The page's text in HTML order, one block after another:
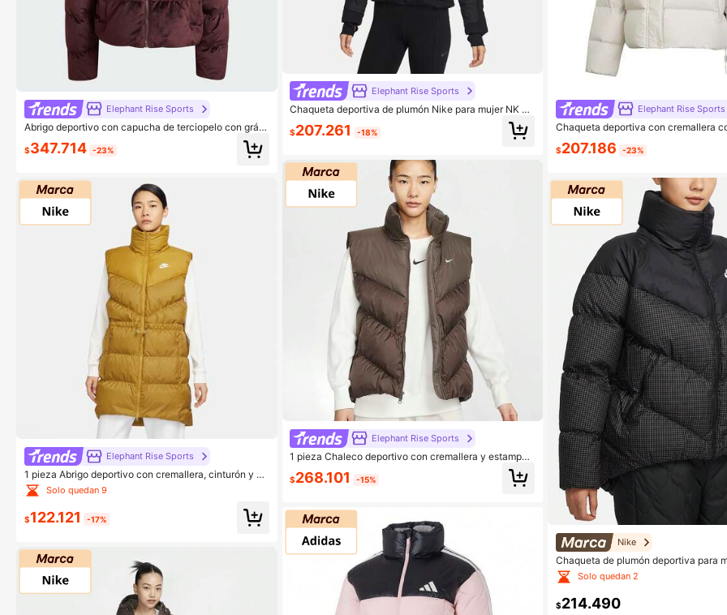
Elephant Rise Sports
Abrigo deportivo con capucha de terciopelo con gráfi
$347.714 -23%
Elephant Rise Sports
1 pieza Abrigo deportivo con cremallera, cinturón y gr
áfico de letra
Solo quedan 9
$122.121 -17%
Elephant Rise Sports
Chaqueta deportiva de plumón Nike para mujer NK R
$207.261 -18%
Elephant Rise Sports
1 pieza Chaleco deportivo con cremallera y estampad
$268.101 -15%
Elephant Rise Sports
Chaqueta deportiva con cremallera
men's NSW TF DWNFL METRO PFR
$207.186 -23%
Nike
Chaqueta de plumón deportiva para
ntic 2023, nueva para invierno,
FD8212-010
Solo quedan 2
$214.490